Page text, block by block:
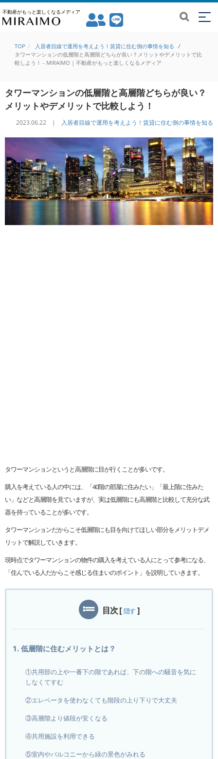
不動産がもっと楽しくなるメディア
TOP 入居者目線で運用を考えよう！賃貸に住む側の事情を知る /
タワーマンションの低層階と高層階どちらが良い？メリットやデメリットで比
較しよう！ - MIRAIMO | 不動産がもっと楽しくなるメディア
タワーマンションの低層階と高層階どちらが良い？
メリットやデメリットで比較しよう！
2023.06.22 | 入居者目線で運用を考えよう！賃貸に住む側の事情を知る
タワーマンションというと高層階に目が行くことが多いです。
購入を考えている人の中には、「40階の部屋に住みたい」「最上階に住みた
い」などと高層階を見ていますが、実は低層階にも高層階と比較して充分な武
器を持っていることが多いです。
タワーマンションだからこそ低層階にも目を向けてほしい部分をメリットデメ
リットで解説していきます。
現時点でタワーマンションの物件の購入を考えている人にとって参考になる、
「住んでいる人だからこそ感じる住まいのポイント」を説明していきます。
目次[ 隠す ]
1. 低層階に住むメリットとは？
①共用部の上や一番下の階であれば、下の階への騒音を気に
しなくてすむ
②エレベータを使わなくても階段の上り下りで大丈夫
③高層階より値段が安くなる
④共用施設を利用できる
⑤室内やバルコニーから緑の景色がみれる